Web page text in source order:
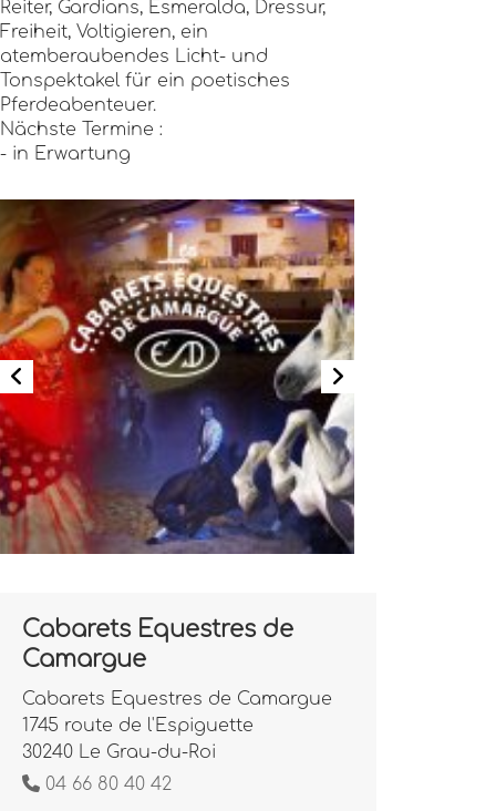
Reiter, Gardians, Esmeralda, Dressur,
Freiheit, Voltigieren, ein
atemberaubendes Licht- und
Tonspektakel für ein poetisches
Pferdeabenteuer.
Nächste Termine :
- in Erwartung
Cabarets Equestres de
Camargue
Cabarets Equestres de Camargue
1745 route de l'Espiguette
30240 Le Grau-du-Roi
04 66 80 40 42